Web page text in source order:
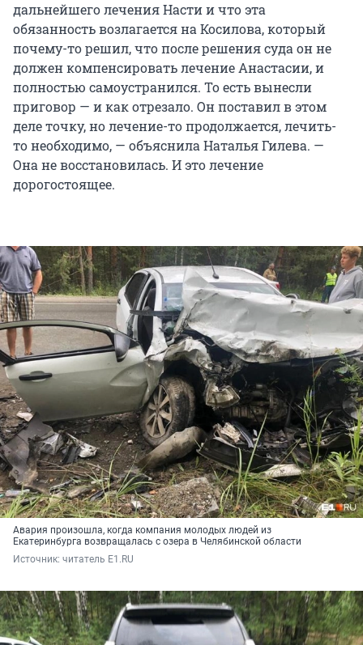
дальнейшего лечения Насти и что эта
обязанность возлагается на Косилова, который
почему-то решил, что после решения суда он не
должен компенсировать лечение Анастасии, и
полностью самоустранился. То есть вынесли
приговор — и как отрезало. Он поставил в этом
деле точку, но лечение-то продолжается, лечить-
то необходимо, — объяснила Наталья Гилева. —
Она не восстановилась. И это лечение
дорогостоящее.
Авария произошла, когда компания молодых людей из
Екатеринбурга возвращалась с озера в Челябинской области
Источник: читатель E1.RU